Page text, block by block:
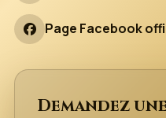
Page Facebook
Demandez